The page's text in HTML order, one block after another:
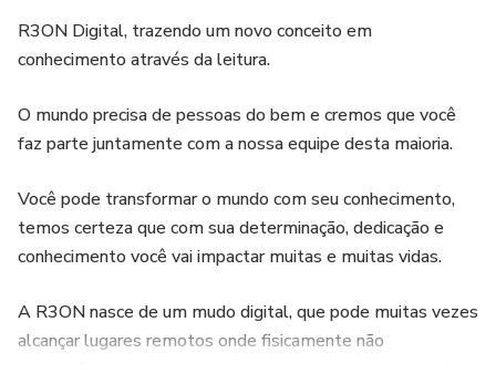
receberão uma palavra de Deus ao seu coração,
proporcionando inspiração e reflexão diária. Esse devocional
fortalecer a fé, trazendo uma mensagem de esperança e
encorajamento para cada dia do ano.
R3ON Digital, trazendo um novo conceito em
conhecimento através da leitura.
O mundo precisa de pessoas do bem e cremos que você
faz parte juntamente com a nossa equipe desta maioria.
Você pode transformar o mundo com seu conhecimento,
temos certeza que com sua determinação, dedicação e
conhecimento você vai impactar muitas e muitas vidas.
A R3ON nasce de um mudo digital, que pode muitas vezes
alcançar lugares remotos onde fisicamente não